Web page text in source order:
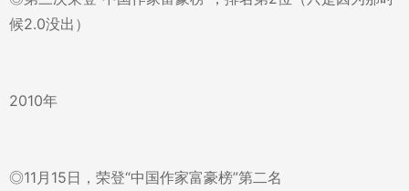
候2.0没出）
2010年
◎11月15日，荣登“中国作家富豪榜”第二名